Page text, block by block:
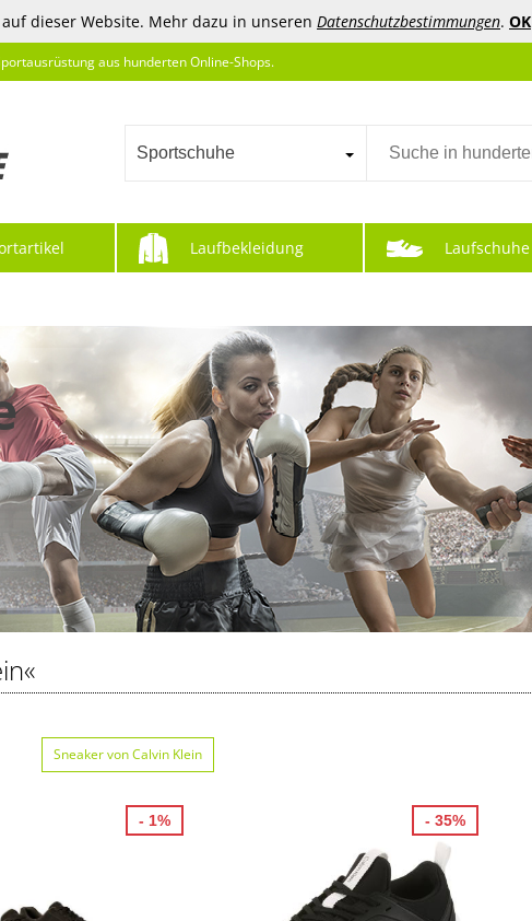
dieser Website. Mehr dazu in unseren Datenschutzbestimmungen. OK
aus hunderten Online-Shops.
Sportschuhe
Laufbekleidung Laufschuhe
Sneaker von Calvin Klein
- 1% - 35%